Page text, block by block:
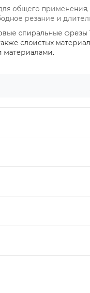
общего
резание и
спиральные фрезы
слоистых